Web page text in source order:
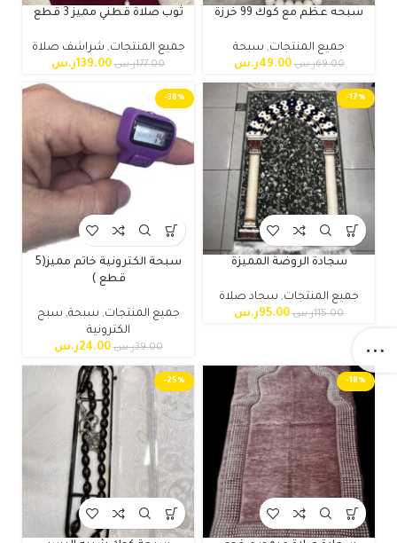
سبحه عظم مع كوك 99 خرزة
جميع المنتجات, سبحة
69.00ر.س 49.00ر.س
ثوب صلاة قطني مميز 3 قطع
جميع المنتجات, شراشف صلاة
177.00ر.س 139.00 ر.س
-17%
سجادة الروضة المميزة
جميع المنتجات, سجاد صلاة
115.00ر.س 95.00ر.س
-38%
سبحة الكترونية خاتم مميز(5
قطع )
جميع المنتجات, سبحة, سبح
الكترونية
39.00ر.س 24.00ر.س
-18%
-25%